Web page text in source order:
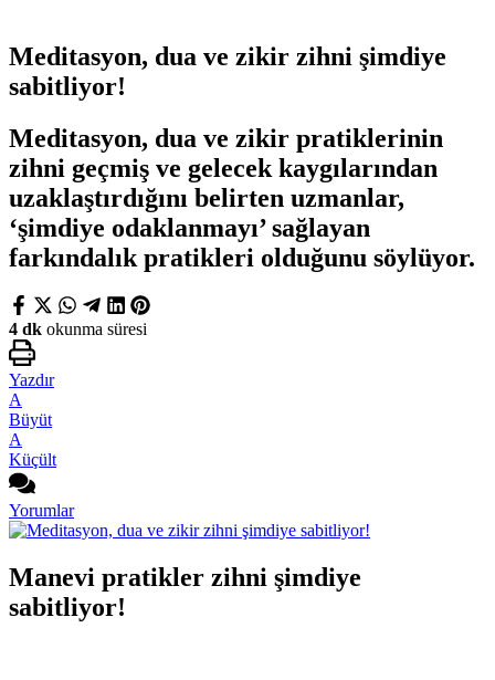
Meditasyon, dua ve zikir zihni şimdiye
sabitliyor!
Meditasyon, dua ve zikir pratiklerinin
zihni geçmiş ve gelecek kaygılarından
uzaklaştırdığını belirten uzmanlar,
‘şimdiye odaklanmayı’ sağlayan
farkındalık pratikleri olduğunu söylüyor.
4 dk okunma süresi
Yazdır
A
Büyüt
A
Küçült
Yorumlar
Manevi pratikler zihni şimdiye
sabitliyor!